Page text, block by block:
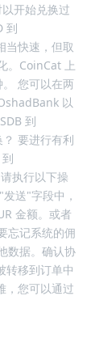
开始兑换过
到
当快速，但取
。CoinCat 上
您可以在两
以
到
要进行有利
执行以下操
送"字段中，
金额。或者
忘记系统的佣
数据。确认协
转移到订单中
，您可以通过